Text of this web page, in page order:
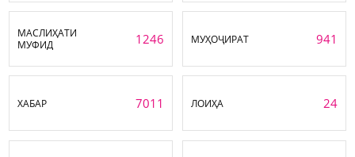
МАСЛИҲАТИ
МУФИД
1246 МУҲОҶИРАТ 941
ХАБАР 7011 ЛОИҲА 24